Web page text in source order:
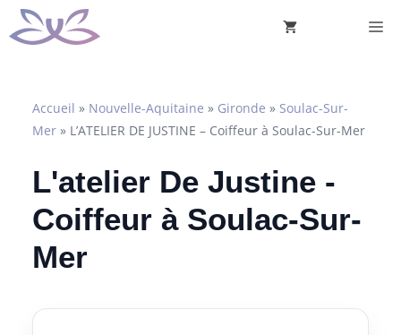
Aller
au
Accueil » Nouvelle-Aquitaine » Gironde » Soulac-Sur-
Mer » L’ATELIER DE JUSTINE – Coiffeur à Soulac-Sur-Mer
L'atelier De Justine -
Coiffeur à Soulac-Sur-
Mer